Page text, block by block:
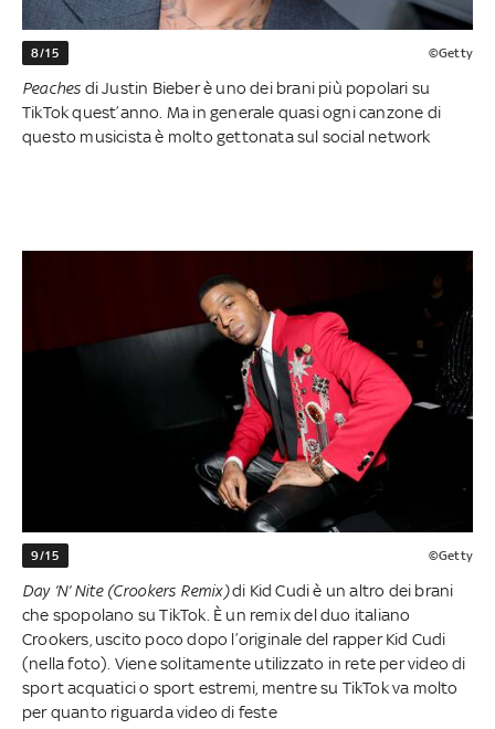
8/15 ©Getty
Peaches di Justin Bieber è uno dei brani più popolari su
TikTok quest’anno. Ma in generale quasi ogni canzone di
questo musicista è molto gettonata sul social network
9/15 ©Getty
Day ’N’ Nite (Crookers Remix)di Kid Cudi è un altro dei brani
che spopolano su TikTok. È un remix del duo italiano
Crookers, uscito poco dopo l’originale del rapper Kid Cudi
(nella foto). Viene solitamente utilizzato in rete per video di
sport acquatici o sport estremi, mentre su TikTok va molto
per quanto riguarda video di feste